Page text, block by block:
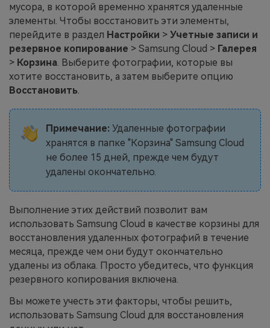
мусора, в которой временно хранятся удаленные
элементы. Чтобы восстановить эти элементы,
перейдите в раздел Настройки > Учетные записи и
резервное копирование > Samsung Cloud > Галерея
> Корзина. Выберите фотографии, которые вы
хотите восстановить, а затем выберите опцию
Восстановить.
Примечание:Удаленные фотографии
хранятся в папке "Корзина" Samsung Cloud
не более 15 дней, прежде чем будут
удалены окончательно.
Выполнение этих действий позволит вам
использовать Samsung Cloud в качестве корзины для
восстановления удаленных фотографий в течение
месяца, прежде чем они будут окончательно
удалены из облака. Просто убедитесь, что функция
резервного копирования включена.
Вы можете учесть эти факторы, чтобы решить,
использовать Samsung Cloud для восстановления